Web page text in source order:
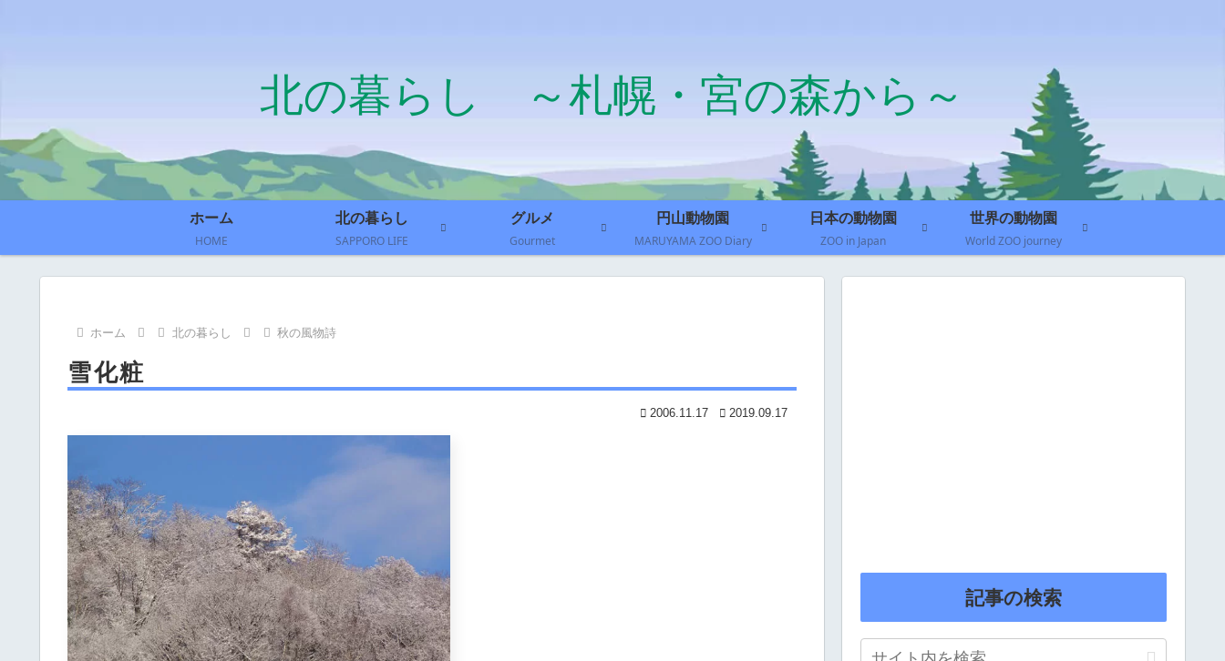
北の暮らし ～札幌・宮の森から～
ホーム
HOME
北の暮らし
SAPPORO LIFE
グルメ
Gourmet
円山動物園
MARUYAMA ZOO Diary
日本の動物園
ZOO in Japan
世界の動物園
World ZOO journey
ホーム 北の暮らし 秋の風物詩
雪化粧
2006.11.17 2019.09.17
記事の検索